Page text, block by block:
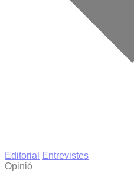
Editorial
Entrevistes
Opinió